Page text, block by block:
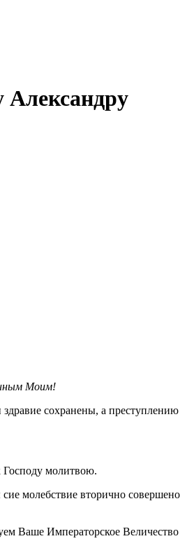
Александру
Моим!
здравие сохранены, а преступлению
Господу молитвою.
молебствие вторично совершено
Ваше Императорское Величество